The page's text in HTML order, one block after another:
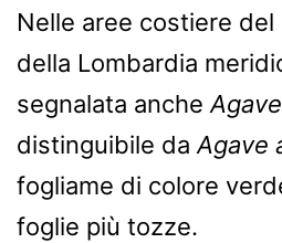
Nelle aree costiere del
della Lombardia
segnalata anche
distinguibile da Agave
fogliame di colore
foglie più tozze.